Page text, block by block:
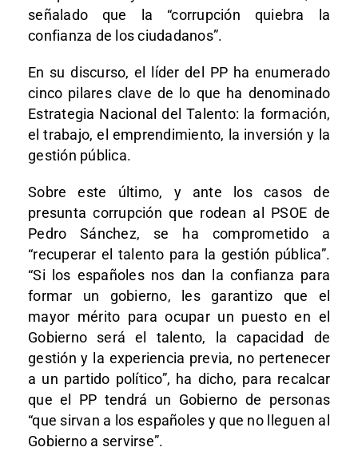
señalado que la “corrupción quiebra la
confianza de los ciudadanos”.
En su discurso, el líder del PP ha enumerado
cinco pilares clave de lo que ha denominado
Estrategia Nacional del Talento: la formación,
el trabajo, el emprendimiento, la inversión y la
gestión pública.
Sobre este último, y ante los casos de
presunta corrupción que rodean al PSOE de
Pedro Sánchez, se ha comprometido a
“recuperar el talento para la gestión pública”.
“Si los españoles nos dan la confianza para
formar un gobierno, les garantizo que el
mayor mérito para ocupar un puesto en el
Gobierno será el talento, la capacidad de
gestión y la experiencia previa, no pertenecer
a un partido político”, ha dicho, para recalcar
que el PP tendrá un Gobierno de personas
“que sirvan a los españoles y que no lleguen al
Gobierno a servirse”.